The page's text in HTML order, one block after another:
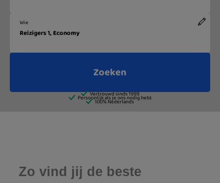
Zo vind jij de beste